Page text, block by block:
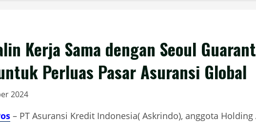
Kerja Sama dengan Seoul
Perluas Pasar Asuransi Global
2024
– PT Asuransi Kredit Indonesia( Askrindo), anggota